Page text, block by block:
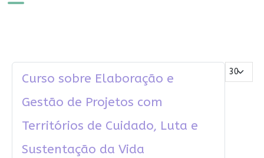
Mostrar #
Curso sobre Elaboração e
Gestão de Projetos com
Territórios de Cuidado, Luta e
Sustentação da Vida